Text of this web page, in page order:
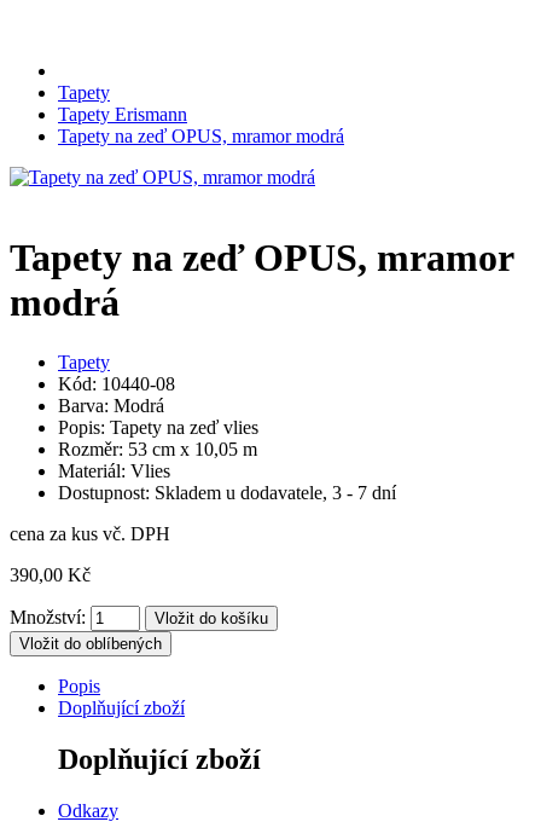
Tapety
Tapety Erismann
Tapety na zeď OPUS, mramor modrá
Tapety na zeď OPUS, mramor
modrá
Tapety
Kód: 10440-08
Barva: Modrá
Popis: Tapety na zeď vlies
Rozměr: 53 cm x 10,05 m
Materiál: Vlies
Dostupnost: Skladem u dodavatele, 3 - 7 dní
cena za kus vč. DPH
390,00 Kč
Množství:
Vložit do oblíbených
Popis
Doplňující zboží
Doplňující zboží
Odkazy